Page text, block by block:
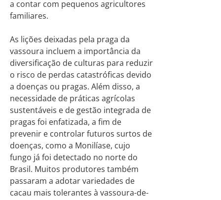
a contar com pequenos agricultores
familiares.
As lições deixadas pela praga da
vassoura incluem a importância da
diversificação de culturas para reduzir
o risco de perdas catastróficas devido
a doenças ou pragas. Além disso, a
necessidade de práticas agrícolas
sustentáveis e de gestão integrada de
pragas foi enfatizada, a fim de
prevenir e controlar futuros surtos de
doenças, como a Monilíase, cujo
fungo já foi detectado no norte do
Brasil. Muitos produtores também
passaram a adotar variedades de
cacau mais tolerantes à vassoura-de-